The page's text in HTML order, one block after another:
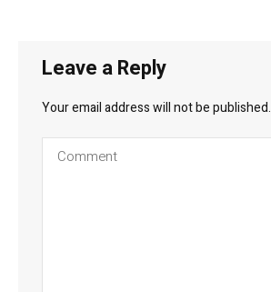
Leave a Reply
Your email address will not be published.